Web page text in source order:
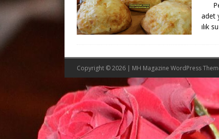
adet
ılık
Copyright © 2026 | MH Magazine WordPress